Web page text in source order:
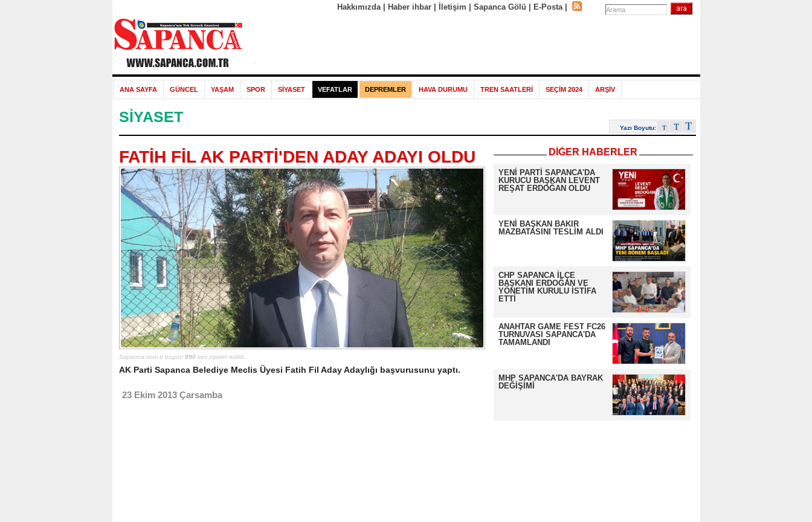
Hakkımızda| Haber ihbar| İletişim Sapanca Gölü E-Posta|
ANA SAYFA GÜNCEL YAŞAM SPOR SİYASET VEFATLAR DEPREMLER HAVA DURUMU TREN SAATLERİ SEÇİM 2024 ARŞİV
SİYASET
Yazı Boyutu:
DİĞER HABERLER
YENİ PARTİ SAPANCA'DA
KURUCU BAŞKAN LEVENT
REŞAT ERDOĞAN OLDU
YENİ BAŞKAN BAKIR
MAZBATASINI TESLİM ALDI
CHP SAPANCA İLÇE
BAŞKANI ERDOĞAN VE
YÖNETİM KURULU İSTİFA
ETTİ
ANAHTAR GAME FEST FC26
TURNUVASI SAPANCA'DA
TAMAMLANDI
MHP SAPANCA'DA BAYRAK
DEĞİŞİMİ
FATİH FİL AK PARTİ'DEN ADAY ADAYI OLDU
Sapanca.com.tr bugün 990kez ziyaret edildi.
AK Parti Sapanca Belediye Meclis Üyesi Fatih Fil Aday Adaylığı başvurusunu yaptı.
23 Ekim 2013 Çarsamba